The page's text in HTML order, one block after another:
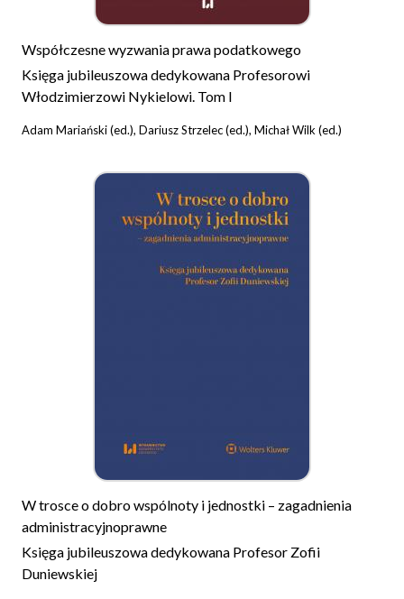
Współczesne wyzwania prawa podatkowego
Księga jubileuszowa dedykowana Profesorowi
Włodzimierzowi Nykielowi. Tom I
Adam Mariański (ed.), Dariusz Strzelec (ed.), Michał Wilk (ed.)
W trosce o dobro wspólnoty i jednostki – zagadnienia
administracyjnoprawne
Księga jubileuszowa dedykowana Profesor Zofii
Duniewskiej